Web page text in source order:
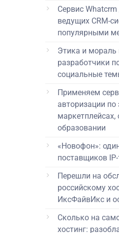
Сервис
ведущих CRM-
популярными
Этика и мораль
разработчики
социальные
Применяем
авторизации по
маркетплейсах,
образовании
«Новофон»:
поставщиков
Перешли на
российскому
ИксФайвИкс и
Сколько на
хостинг: